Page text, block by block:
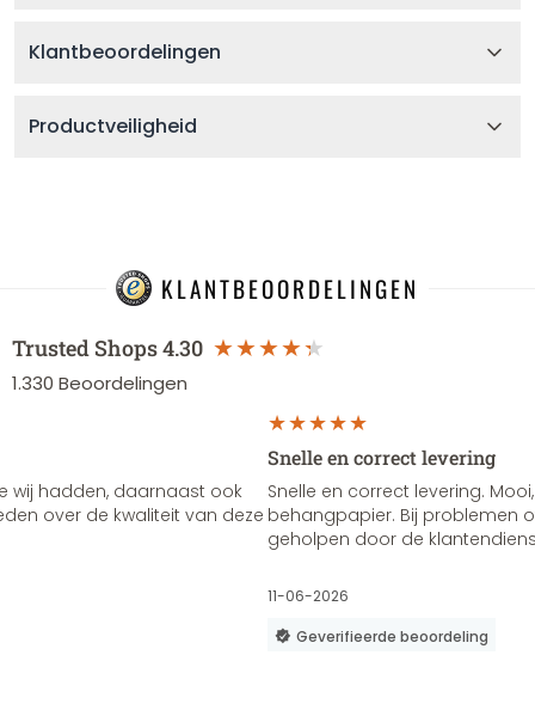
Klantbeoordelingen
Productveiligheid
KLANTBEOORDELINGEN
Trusted Shops4.30
1.330 Beoordelingen
wij hadden, daarnaast ook
over de kwaliteit van deze
Snelle en correct levering
Snelle en correct levering.
behangpapier. Bij problemen
geholpen door de
11-06-2026
Geverifieerde beoordeling